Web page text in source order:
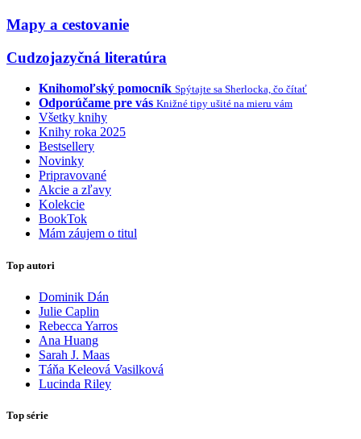
Mapy a cestovanie
Cudzojazyčná literatúra
Knihomoľský pomocník Spýtajte sa Sherlocka, čo čítať
Odporúčame pre vás Knižné tipy ušité na mieru vám
Všetky knihy
Knihy roka 2025
Bestsellery
Novinky
Pripravované
Akcie a zľavy
Kolekcie
BookTok
Mám záujem o titul
Top autori
Dominik Dán
Julie Caplin
Rebecca Yarros
Ana Huang
Sarah J. Maas
Táňa Keleová Vasilková
Lucinda Riley
Top série